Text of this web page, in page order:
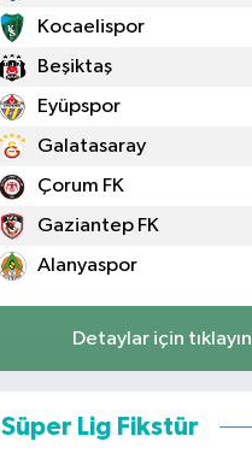
Kocaelispor
Beşiktaş
Eyüpspor
Galatasaray
Çorum FK
Gaziantep FK
Alanyaspor
Detaylar için tıklayın
Süper Lig Fikstür